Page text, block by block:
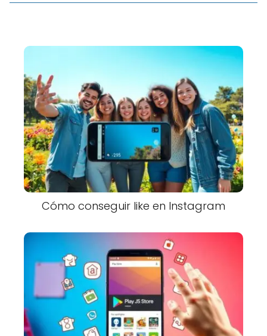
Cómo conseguir like en Instagram